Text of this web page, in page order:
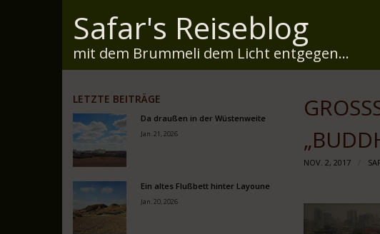
Safar's Reiseblog
mit dem Brummeli dem Licht entgegen...
NOV. 2, 2017
LETZTE BEITRÄGE
Da draußen in der Wüstenweite
Jan. 21, 2026
Ein altes Flußbett hinter Layoune
Jan. 20, 2026